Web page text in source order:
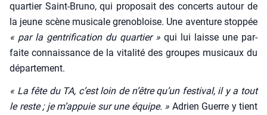
quar­tier Saint-Bru­no, qui pro­po­sait des concerts autour de
la jeune scène musi­cale gre­no­bloise. Une aven­ture stop­pée
« par la gen­tri­fi­ca­tion du quar­tier » qui lui laisse une par­
faite connais­sance de la vita­li­té des groupes musi­caux du
dépar­te­ment.
« La fête du TA, c’est loin de n’être qu’un fes­ti­val, il y a tout
le reste ; je m’appuie sur une équipe. » Adrien Guerre y tient